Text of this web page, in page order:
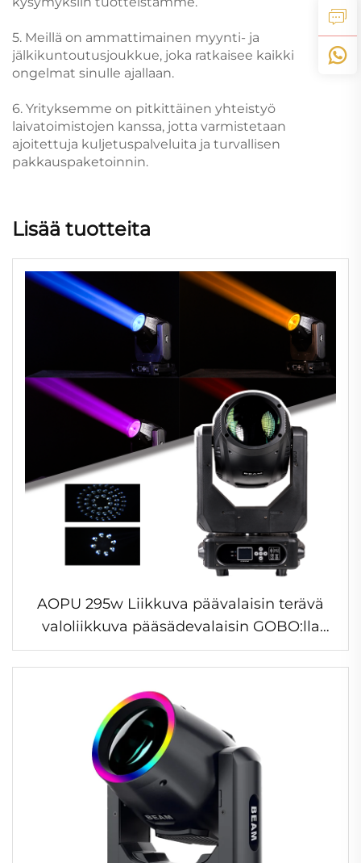
5. Meillä on ammattimainen myynti- ja
jälkikuntoutusjoukkue, joka ratkaisee kaikki
ongelmat sinulle ajallaan.
6. Yrityksemme on pitkittäinen yhteistyö
laivatoimistojen kanssa, jotta varmistetaan
ajoitettuja kuljetuspalveluita ja turvallisen
pakkauspaketoinnin.
Lisää tuotteita
AOPU 295w Liikkuva päävalaisin terävä
valoliikkuva pääsädevalaisin GOBO:lla
disco baari konsertti Dj lavat liikkuvat
pääsäteet 295